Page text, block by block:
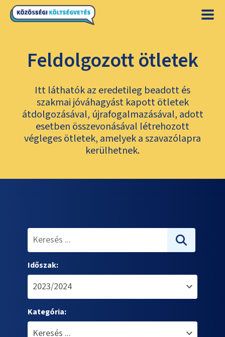
Feldolgozott ötletek
Itt láthatók az eredetileg beadott és
szakmai jóváhagyást kapott ötletek
átdolgozásával, újrafogalmazásával, adott
esetben összevonásával létrehozott
végleges ötletek, amelyek a szavazólapra
kerülhetnek.
Időszak:
Kategória: